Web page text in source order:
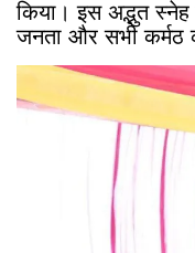
किया। इस अद्भुत
जनता और सभी कर्मठ